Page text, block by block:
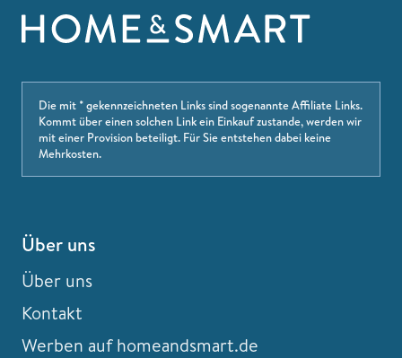
Die mit * gekennzeichneten Links sind sogenannte Affiliate Links.
Kommt über einen solchen Link ein Einkauf zustande, werden wir
mit einer Provision beteiligt. Für Sie entstehen dabei keine
Mehrkosten.
Über uns
Über uns
Kontakt
Werben auf homeandsmart.de